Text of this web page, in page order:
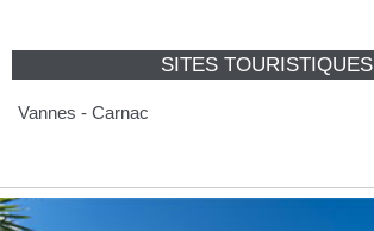
SITES TOURISTIQUES
Vannes - Carnac